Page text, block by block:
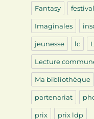
Fantasy festival
Imaginales
jeunesse lc
Lecture
Ma bibliothèque
partenariat
prix prix ldp